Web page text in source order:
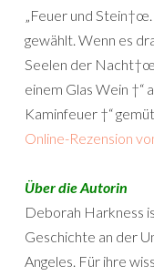
„Feuer und
gewählt. Wenn es
Seelen der Nacht†œ
einem Glas Wein †“
Kaminfeuer †“
Online-Rezension
Über die Autorin
Deborah Harkness
Geschichte an der
Angeles. Für ihre